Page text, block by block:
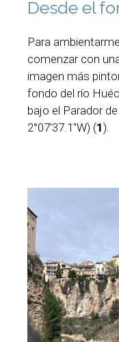
Desde el
Para
comenzar con
imagen más
fondo del río
bajo el Parador de
2°07’37.1″W) (1).